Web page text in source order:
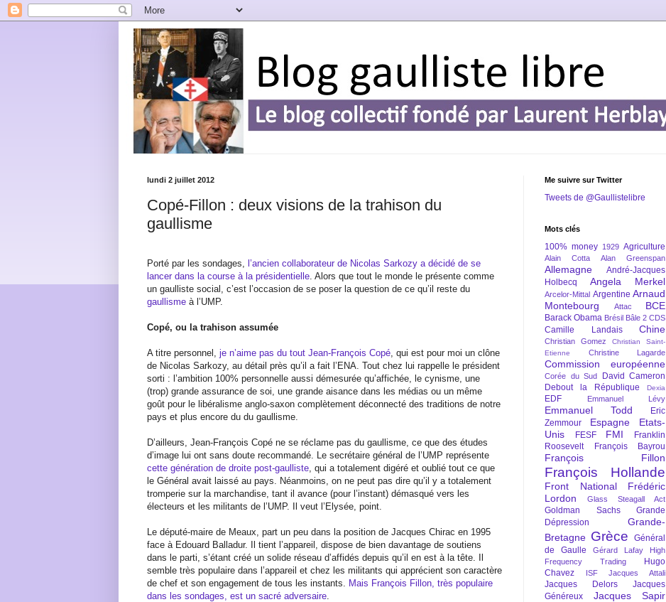
lundi 2 juillet 2012
Copé-Fillon : deux visions de la trahison du
gaullisme
Porté par les sondages, l’ancien collaborateur de Nicolas Sarkozy a décidé de se
lancer dans la course à la présidentielle . Alors que tout le monde le présente comme
un gaulliste social, c’est l’occasion de se poser la question de ce qu’il reste du
gaullisme à l’UMP.
Copé, ou la trahison assumée
A titre personnel, je n’aime pas du tout Jean-François Copé , qui est pour moi un clône
de Nicolas Sarkozy, au détail près qu’il a fait l’ENA. Tout chez lui rappelle le président
sorti : l’ambition 100% personnelle aussi démesurée qu’affichée, le cynisme, une
(trop) grande assurance de soi, une grande aisance dans les médias ou un même
goût pour le libéralisme anglo-saxon complètement déconnecté des traditions de notre
pays et plus encore du du gaullisme.
D’ailleurs, Jean-François Copé ne se réclame pas du gaullisme, ce que des études
d’image lui ont sans doute recommandé. Le secrétaire général de l’UMP représente
cette génération de droite post-gaulliste , qui a totalement digéré et oublié tout ce que
le Général avait laissé au pays. Néanmoins, on ne peut pas dire qu’il y a totalement
tromperie sur la marchandise, tant il avance (pour l’instant) démasqué vers les
électeurs et les militants de l’UMP. Il veut l’Elysée, point.
Le député-maire de Meaux, part un peu dans la position de Jacques Chirac en 1995
face à Edouard Balladur. Il tient l’appareil, dispose de bien davantage de soutiens
dans le parti, s’étant créé un solide réseau d’affidés depuis qu’il en est à la tête. Il
semble très populaire dans l’appareil et chez les militants qui apprécient son caractère
de chef et son engagement de tous les instants. Mais François Fillon, très populaire
dans les sondages, est un sacré adversaire
Me suivre sur Twitter
Tweets de @Gaullistelibre
Mots clés
100% money 1929 Agriculture
Alain Cotta Alan Greenspan
Allemagne
André-Jacques
Holbecq
Angela Merkel
Arcelor-Mittal Argentine Arnaud
Montebourg
Attac BCE
Barack Obama Brésil Bâle 2 CDS
Camille Landais Chine
Christian Gomez
Christian Saint-
Etienne
Christine Lagarde
Commission européenne
Corée du Sud
David Cameron
Debout la République
Dexia
EDF Emmanuel Lévy
Emmanuel Todd
Eric
Zemmour
Espagne
Etats-
Unis
FESF FMI
Franklin
Roosevelt
François Bayrou
François Fillon
François Hollande
Front National
Frédéric
Lordon
Glass Steagall Act
Goldman Sachs
Grande
Dépression
Grande-
Bretagne Grèce
Général
de Gaulle
Gérard Lafay
High
Frequency Trading
Hugo
Chavez
ISF Jacques Attali
Jacques Delors
Jacques
Généreux
Jacques Sapir